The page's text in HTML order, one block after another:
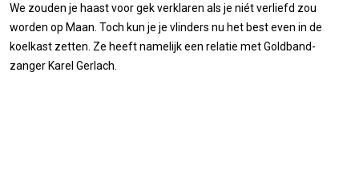
We zouden je haast voor gek verklaren als je niét verliefd zou
worden op Maan. Toch kun je je vlinders nu het best even in de
koelkast zetten. Ze heeft namelijk een relatie met Goldband-
zanger Karel Gerlach.